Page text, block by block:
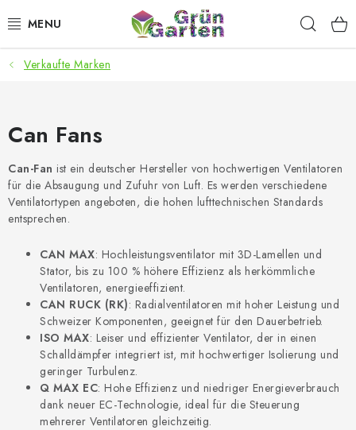
Inhalt
ANGEBOTE
AQUARISTIK
SMARTER GARTEN
Geschäftsbewertung Kaufberatung AGB
Blog
Kontakt
Datenschutzerklärung Impressum
Verkaufte Marken
Can Fans
Can-Fan ist ein deutscher Hersteller von hochwertigen Ventilatoren
für die Absaugung und Zufuhr von Luft. Es werden verschiedene
Ventilatortypen angeboten, die hohen lufttechnischen Standards
entsprechen.
CAN MAX: Hochleistungsventilator mit 3D-Lamellen und
Stator, bis zu 100 % höhere Effizienz als herkömmliche
Ventilatoren, energieeffizient.
CAN RUCK (RK): Radialventilatoren mit hoher Leistung und
Schweizer Komponenten, geeignet für den Dauerbetrieb.
ISO MAX: Leiser und effizienter Ventilator, der in einen
Schalldämpfer integriert ist, mit hochwertiger Isolierung und
geringer Turbulenz.
Q MAX EC: Hohe Effizienz und niedriger Energieverbrauch
dank neuer EC-Technologie, ideal für die Steuerung
mehrerer Ventilatoren gleichzeitig.